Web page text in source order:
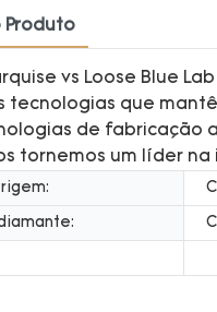
Produto
vs Loose Blue
que
de
tornemos um líder na